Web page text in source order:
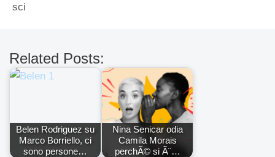
sci
Related Posts:
Belen Rodriguez su
Marco Borriello, ci
sono persone…
Nina Senicar odia
Camila Morais
perchÃ© si Ã¨…